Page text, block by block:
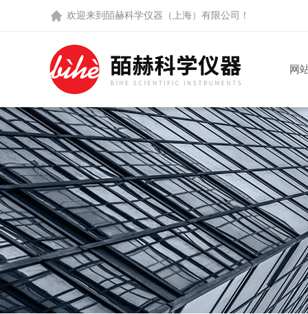
欢迎来到 皕赫科学仪器（上海）有限公司 ！
网